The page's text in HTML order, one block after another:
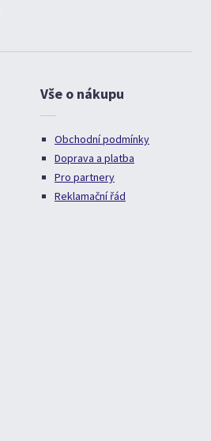
Vše o nákupu
Obchodní podmínky
Doprava a platba
Pro partnery
Reklamační řád